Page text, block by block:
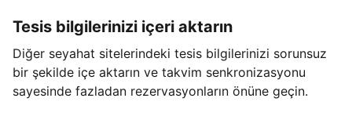
Tesis bilgilerinizi içeri aktarın
Diğer seyahat sitelerindeki tesis bilgilerinizi sorunsuz
bir şekilde içe aktarın ve takvim senkronizasyonu
sayesinde fazladan rezervasyonların önüne geçin.